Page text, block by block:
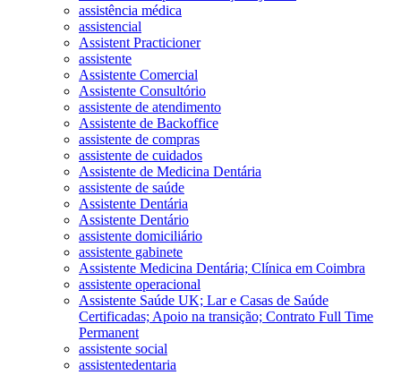
assistência médica
assistencial
Assistent Practicioner
assistente
Assistente Comercial
Assistente Consultório
assistente de atendimento
Assistente de Backoffice
assistente de compras
assistente de cuidados
Assistente de Medicina Dentária
assistente de saúde
Assistente Dentária
Assistente Dentário
assistente domiciliário
assistente gabinete
Assistente Medicina Dentária; Clínica em Coimbra
assistente operacional
Assistente Saúde UK; Lar e Casas de Saúde
Certificadas; Apoio na transição; Contrato Full Time
Permanent
assistente social
assistentedentaria